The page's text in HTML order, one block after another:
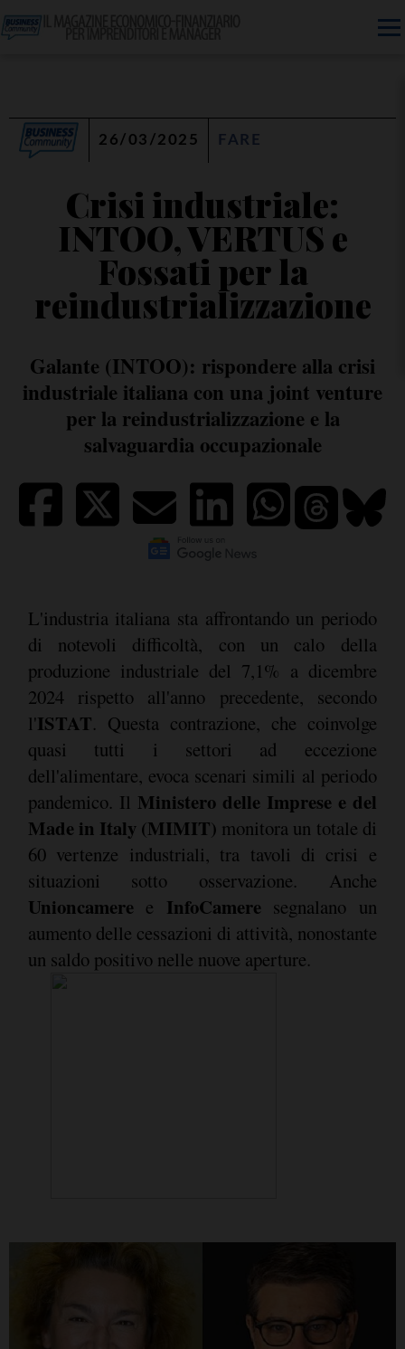
26/03/2025 FARE
Crisi industriale:
INTOO, VERTUS e
Fossati per la
reindustrializzazione
Galante (INTOO): rispondere alla crisi
industriale italiana con una joint venture
per la reindustrializzazione e la
salvaguardia occupazionale
L'industria italiana sta affrontando un periodo
di notevoli difficoltà, con un calo della
produzione industriale del 7,1% a dicembre
2024 rispetto all'anno precedente, secondo
l'ISTAT. Questa contrazione, che coinvolge
quasi tutti i settori ad eccezione
dell'alimentare, evoca scenari simili al periodo
pandemico. Il Ministero delle Imprese e del
Made in Italy (MIMIT) monitora un totale di
60 vertenze industriali, tra tavoli di crisi e
situazioni sotto osservazione. Anche
Unioncamere e InfoCamere segnalano un
aumento delle cessazioni di attività, nonostante
un saldo positivo nelle nuove aperture.